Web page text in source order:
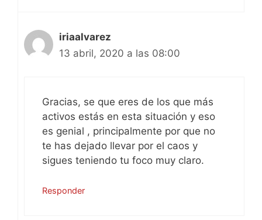
iriaalvarez
13 abril, 2020 a las 08:00
Gracias, se que eres de los que más
activos estás en esta situación y eso
es genial , principalmente por que no
te has dejado llevar por el caos y
sigues teniendo tu foco muy claro.
Responder